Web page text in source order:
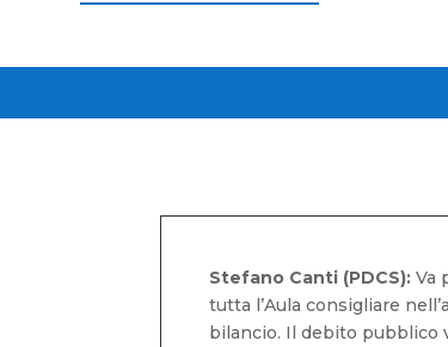
Stefano Canti (PDCS):Va
tutta l’Aula consigliare
bilancio. Il debito pubblico